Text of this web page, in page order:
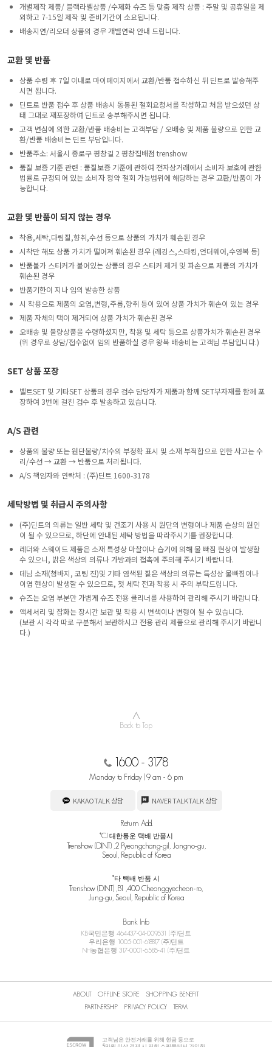
개별제작 제품/ 블랙라벨상품 /수제화 슈즈 등 맞춤 제작 상품 : 주말 및 공휴일을 제
외하고 7-15일 제작 및 준비기간이 소요됩니다.
배송지연/리오더 상품의 경우 개별연락 안내 드립니다.
교환 및 반품
상품 수령 후 7일 이내로 마이페이지에서 교환/반품 접수하신 뒤 딘트로 발송해주
시면 됩니다.
딘트로 반품 접수 후 상품 배송시 동봉된 철회요청서를 작성하고 처음 받으셨던 상
태 그대로 재포장하여 딘트로 송부해주시면 됩니다.
고객 변심에 의한 교환/반품 배송비는 고객부담 / 오배송 및 제품 불량으로 인한 교
환/반품 배송비는 딘트 부담입니다.
반품주소: 서울시 종로구 평창길 2 평창집배점 trenshow
품질 보증 기준 관련 : 품질보증 기준에 관하여 전자상거래에서 소비자 보호에 관한
법률로 규정되어 있는 소비자 청약 철회 가능범위에 해당하는 경우 교환/반품이 가
능합니다.
교환 및 반품이 되지 않는 경우
착용,세탁,다림질,향취,수선 등으로 상품의 가치가 훼손된 경우
시착만 해도 상품 가치가 떨어져 훼손된 경우 (레깅스,스타킹,언더웨어,수영복 등)
반품불가 스티커가 붙어있는 상품의 경우 스티커 제거 및 파손으로 제품의 가치가
훼손된 경우
반품기한이 지나 임의 발송한 상품
시 착용으로 제품의 오염,변형,주름,향취 등이 있어 상품 가치가 훼손이 있는 경우
제품 자체의 택이 제거되어 상품 가치가 훼손된 경우
오배송 및 불량상품을 수령하셨지만, 착용 및 세탁 등으로 상품가치가 훼손된 경우
(위 경우로 상담/접수없이 임의 반품하실 경우 왕복 배송비는 고객님 부담입니다.)
SET 상품 포장
벨트SET 및 기타SET 상품의 경우 검수 담당자가 제품과 함께 SET부자재를 함께 포
장하여 3번에 걸친 검수 후 발송하고 있습니다.
A/S 관련
상품의 불량 또는 원단불량/치수의 부정확 표시 및 소재 부적합으로 인한 사고는 수
리/수선 → 교환 → 반품으로 처리됩니다.
A/S 책임자와 연락처 : (주)딘트 1600-3178
세탁방법 및 취급시 주의사항
(주)딘트의 의류는 일반 세탁 및 건조기 사용 시 원단의 변형이나 제품 손상의 원인
이 될 수 있으므로, 하단에 안내된 세탁 방법을 따라주시기를 권장합니다.
레더와 스웨이드 제품은 소재 특성상 마찰이나 습기에 의해 물 빠짐 현상이 발생할
수 있으니, 밝은 색상의 의류나 가방과의 접촉에 주의해 주시기 바랍니다.
데님 소재(청바지, 코팅 진)및 기타 염색된 짙은 색상의 의류는 특성상 물빠짐이나
이염 현상이 발생할 수 있으므로, 첫 세탁 전과 착용 시 주의 부탁드립니다.
슈즈는 오염 부분만 가볍게 슈즈 전용 클리너를 사용하여 관리해 주시기 바랍니다.
액세서리 및 잡화는 장시간 보관 및 착용 시 변색이나 변형이 될 수 있습니다.
(보관 시 각각 따로 구분해서 보관하시고 전용 관리 제품으로 관리해 주시기 바랍니
다.)
∧
Back to Top
1600 - 3178
Monday to Friday | 9 am - 6 pm
KAKAOTALK 상담 NAVER TALKTALK 상담
Return Add.
*CJ 대한통운 택배 반품시
Trenshow (DINT) ,2 Pyeongchang-gil, Jongno-gu,
Seoul, Republic of Korea
*타 택배 반품 시
Trenshow (DINT) ,B1 ,400 Cheonggyecheon-ro,
Jung-gu, Seoul, Republic of Korea
Bank Info
KB국민은행 464437-04-009531 (주)딘트
우리은행 1005-001-618817 (주)딘트
NH농협은행 317-0001-6585-41 (주)딘트
ABOUT OFFLINE STORE
SHOPPING BENEFIT
PARTNERSHIP
PRIVACY POLICY TERM
고객님은 안전거래를 위해 현금 등으로